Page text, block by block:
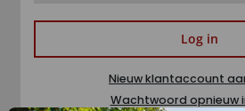
Log in
Nieuw klantaccount
Wachtwoord opnieuw